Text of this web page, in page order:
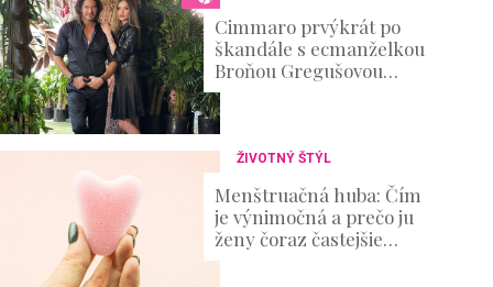
Cimmaro prvýkrát po
škandále s ecmanželkou
Broňou Gregušovou
prvýkrát prehovoril:
Existenčné problémy
ŽIVOTNÝ ŠTÝL
Menštruačná huba: Čím
je výnimočná a prečo ju
ženy čoraz častejšie
skúšajú?